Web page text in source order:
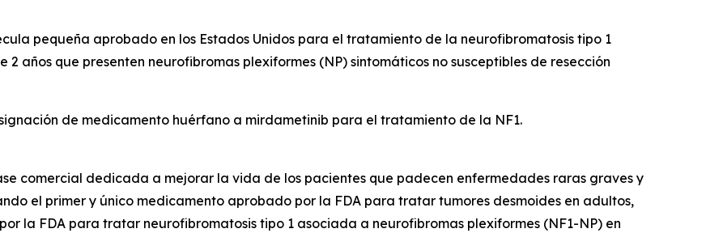
pequeña aprobado en los Estados Unidos para el tratamiento de la neurofibromatosis tipo 1
años que presenten neurofibromas plexiformes (NP) sintomáticos no susceptibles de resección
de medicamento huérfano a mirdametinib para el tratamiento de la NF1.
comercial dedicada a mejorar la vida de los pacientes que padecen enfermedades raras graves y
el primer y único medicamento aprobado por la FDA para tratar tumores desmoides en adultos,
la FDA para tratar neurofibromatosis tipo 1 asociada a neurofibromas plexiformes (NF1-NP) en